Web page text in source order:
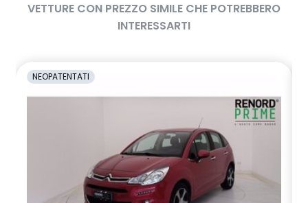
VETTURE CON PREZZO SIMILE CHE POTREBBERO
INTERESSARTI
NEOPATENTATI